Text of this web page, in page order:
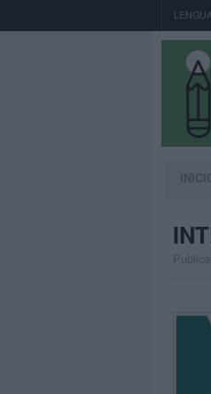
LENGUA